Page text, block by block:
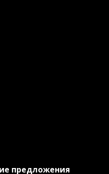
предложения